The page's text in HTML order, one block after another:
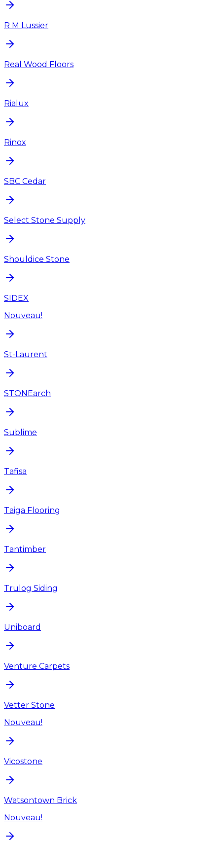
R M Lussier
Real Wood Floors
Rialux
Rinox
SBC Cedar
Select Stone Supply
Shouldice Stone
SIDEX
Nouveau!
St-Laurent
STONEarch
Sublime
Tafisa
Taiga Flooring
Tantimber
Trulog Siding
Uniboard
Venture Carpets
Vetter Stone
Nouveau!
Vicostone
Watsontown Brick
Nouveau!